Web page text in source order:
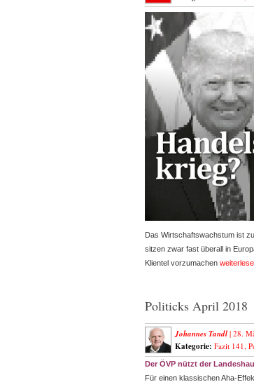
Das Wirtschaftswachstum ist
sitzen zwar fast überall in
Klientel vorzumachen
Politicks April 2018
Johannes Tandl | 28.
Kategorie: Fazit 141,
Der ÖVP nützt der
Für einen klassischen Aha-